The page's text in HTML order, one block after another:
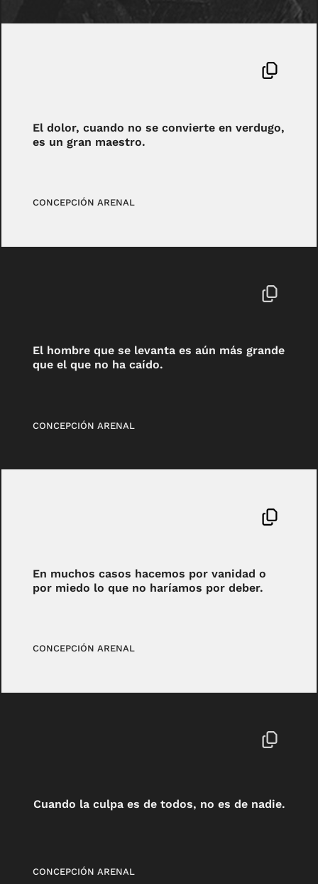
El dolor, cuando no se convierte en verdugo,
es un gran maestro.
CONCEPCIÓN ARENAL
El hombre que se levanta es aún más grande
que el que no ha caído.
CONCEPCIÓN ARENAL
En muchos casos hacemos por vanidad o
por miedo lo que no haríamos por deber.
CONCEPCIÓN ARENAL
Cuando la culpa es de todos, no es de nadie.
CONCEPCIÓN ARENAL